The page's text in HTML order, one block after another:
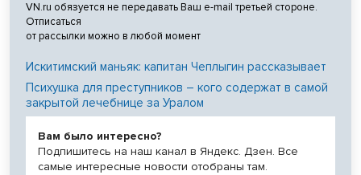
VN.ru обязуется не передавать Ваш e-mail третьей стороне.
Отписаться
от рассылки можно в любой момент
Искитимский маньяк: капитан Чеплыгин рассказывает
Психушка для преступников – кого содержат в самой
закрытой лечебнице за Уралом
Вам было интересно?
Подпишитесь на наш канал в Яндекс. Дзен. Все
самые интересные новости отобраны там.